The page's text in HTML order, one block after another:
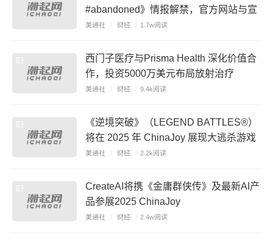
#abandoned》情报解禁，官方网站与宣
传片同步公开！
美通社 / 财经 / 1.7w阅读
西门子医疗与Prisma Health 深化价值合
作，投资5000万美元布局放射治疗
美通社 / 财经 / 9.4k阅读
《逆境突破》（LEGEND BATTLES®）
将在 2025 年 ChinaJoy 展现大逃杀游戏
的未来
美通社 / 财经 / 2.2k阅读
CreateAI将携《金庸群侠传》及最新AI产
品参展2025 ChinaJoy
美通社 / 财经 / 2.4w阅读